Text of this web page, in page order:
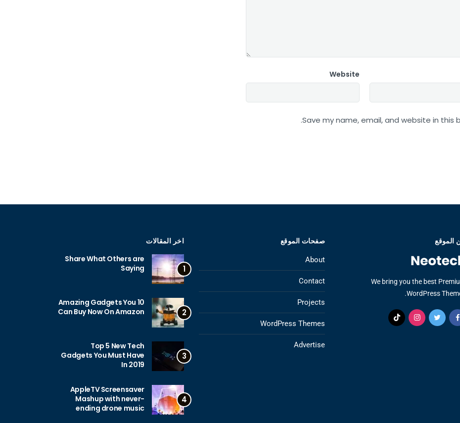
Website
Save my name, email, and website in
الموقع
We bring you the best
WordPress
صفحات الموقع
About
Contact
Projects
WordPress Themes
Advertise
اخر المقالات
1
Share What Others are
Saying
2
10 Amazing Gadgets You
Can Buy Now On Amazon
3
Top 5 New Tech
Gadgets You Must Have
In 2019
4
AppleTV Screensaver
Mashup with never-
ending drone music